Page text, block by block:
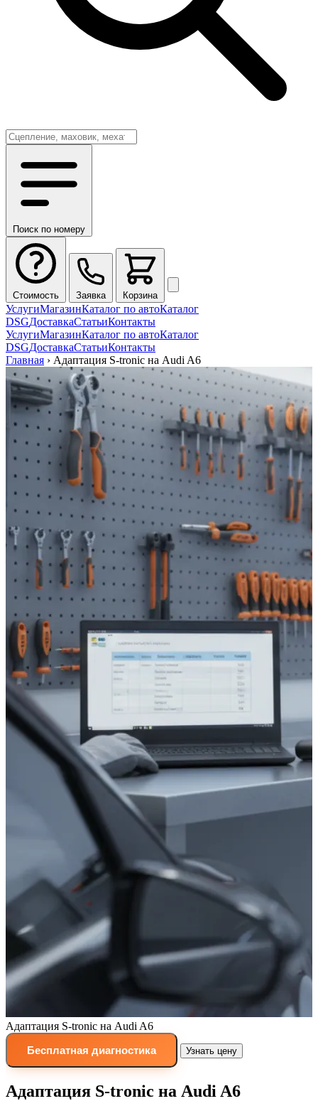
Поиск по номеру
Стоимость Заявка Корзина
УслугиМагазинКаталог по автоКаталог
DSGДоставкаСтатьиКонтакты
УслугиМагазинКаталог по автоКаталог
DSGДоставкаСтатьиКонтакты
Главная › Адаптация S-tronic на Audi A6
Адаптация S-tronic на Audi A6
Бесплатная диагностика
Узнать цену
Адаптация S-tronic на Audi A6